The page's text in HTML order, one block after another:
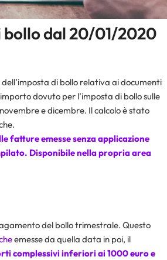
dal 20/01/2020
di bollo relativa ai documenti
dovuto per l’imposta di bollo sulle
e dicembre. Il calcolo è stato
fatture emesse senza applicazione
Disponibile nella propria area
del bollo trimestrale. Questo
emesse da quella data in poi, il
complessivi inferiori ai 1000 euro e